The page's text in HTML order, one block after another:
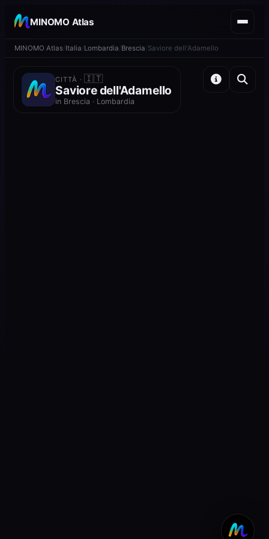
MINOMO Atlas
MINOMO Atlas Italia Lombardia Brescia Saviore dell'Adamello
CITTÀ ·🇮🇹
Saviore dell'Adamello
in Brescia · Lombardia